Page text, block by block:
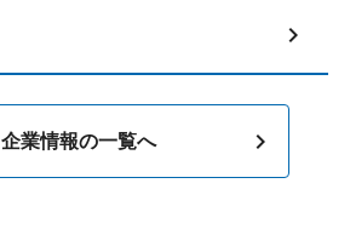
chevron_right
企業情報の一覧へ chevron_right